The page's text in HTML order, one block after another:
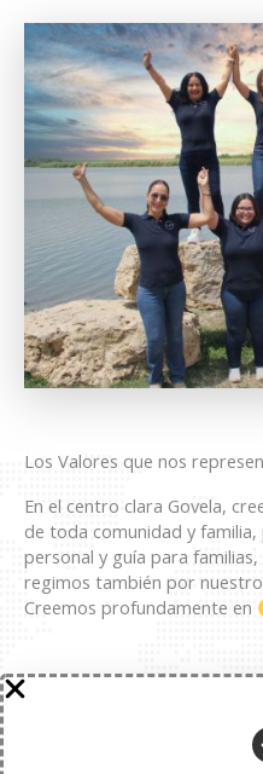
Los Valores que nos
En el centro clara Govela,
de toda comunidad y
personal y guía para
regimos también por
Creemos profundamente en
En el Perdón